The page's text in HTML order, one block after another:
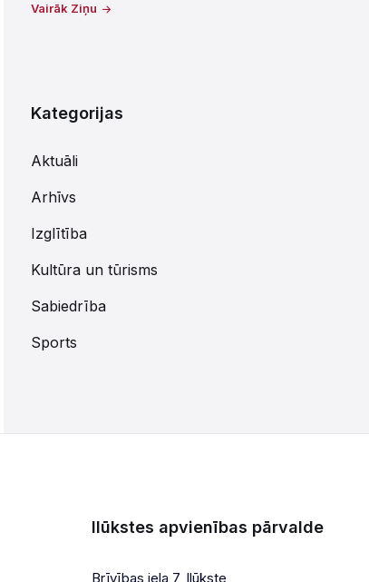
Vairāk Ziņu
Kategorijas
Aktuāli
Arhīvs
Izglītība
Kultūra un tūrisms
Sabiedrība
Sports
Ilūkstes apvienības pārvalde
Brīvības iela 7, Ilūkste,